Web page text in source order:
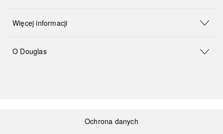
Więcej informacji
O Douglas
Ochrona danych